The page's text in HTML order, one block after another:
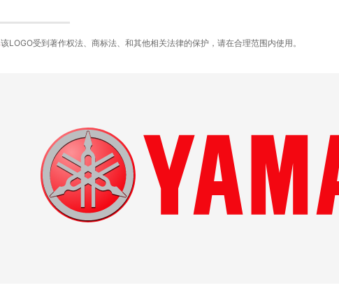
该LOGO受到著作权法、商标法、和其他相关法律的保护，请在合理范围内使用。